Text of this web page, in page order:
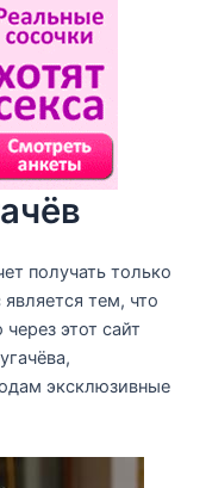
получать только
тем, что
этот сайт
эксклюзивные